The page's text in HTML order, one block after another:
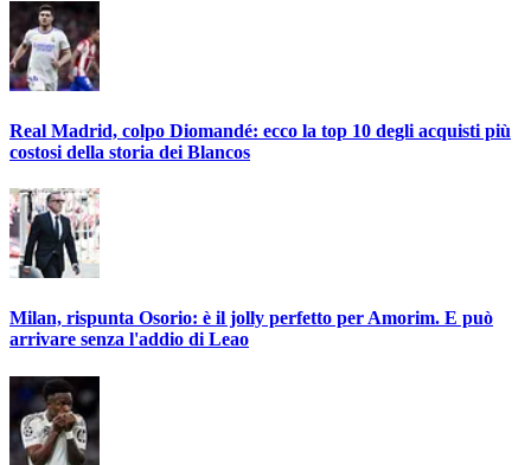
Real Madrid, colpo Diomandé: ecco la top 10 degli acquisti più
costosi della storia dei Blancos
Milan, rispunta Osorio: è il jolly perfetto per Amorim. E può
arrivare senza l'addio di Leao